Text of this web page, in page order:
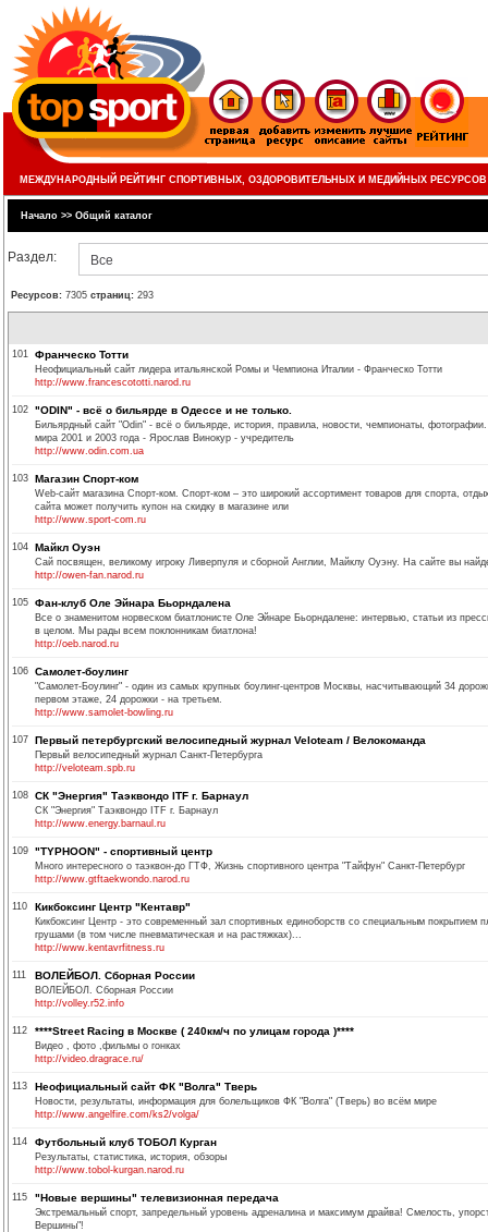
МЕЖДУНАРОДНЫЙ РЕЙТИНГ СПОРТИВНЫХ, ОЗДОРОВИТЕЛЬНЫХ И МЕДИЙНЫХ РЕСУРСОВ
Начало >> Общий каталог
Раздел: Все
Ресурсов: 7305 страниц: 293
101 Франческо Тотти
Неофициальный сайт лидера итальянской Ромы и Чемпиона Италии - Франческо Тотти
http://www.francescototti.narod.ru
102 "ODIN" - всё о бильярде в Одессе и не только.
Бильярдный сайт "Odin" - всё о бильярде, история, правила, новости, чемпионаты,
мира 2001 и 2003 года - Ярослав Винокур - учредитель
http://www.odin.com.ua
103 Магазин Спорт-ком
Web-сайт магазина Спорт-ком. Спорт-ком – это широкий ассортимент товаров для спорта,
сайта может получить купон на скидку в магазине или
http://www.sport-com.ru
104 Майкл Оуэн
Сай посвящен, великому игроку Ливерпуля и сборной Англии, Майклу Оуэну. На сайте вы
http://owen-fan.narod.ru
105 Фан-клуб Оле Эйнара Бьорндалена
Все о знаменитом норвеском биатлонисте Оле Эйнаре Бьорндалене: интервью, статьи из
в целом. Мы рады всем поклонникам биатлона!
http://oeb.narod.ru
106 Самолет-боулинг
"Самолет-Боулинг" - один из самых крупных боулинг-центров Москвы, насчитывающий 34
первом этаже, 24 дорожки - на третьем.
http://www.samolet-bowling.ru
107 Первый петербургский велосипедный журнал Veloteam / Велокоманда
Первый велосипедный журнал Санкт-Петербурга
http://veloteam.spb.ru
108 СК "Энергия" Таэквондо ITF г. Барнаул
СК "Энергия" Таэквондо ITF г. Барнаул
http://www.energy.barnaul.ru
109 "TYPHOON" - спортивный центр
Много интересного о таэквон-до ГТФ, Жизнь спортивного центра "Тайфун" Санкт-Петербург
http://www.gtftaekwondo.narod.ru
110 Кикбоксинг Центр "Кентавр"
Кикбоксинг Центр - это современный зал спортивных единоборств со специальным
грушами (в том числе пневматическая и на растяжках)...
http://www.kentavrfitness.ru
111 ВОЛЕЙБОЛ. Сборная России
ВОЛЕЙБОЛ. Сборная России
http://volley.r52.info
112 ****Street Racing в Москве ( 240км/ч по улицам города )****
Видео , фото ,фильмы о гонках
http://video.dragrace.ru/
113 Неофициальный сайт ФК "Волга" Тверь
Новости, результаты, информация для болельщиков ФК "Волга" (Тверь) во всём мире
http://www.angelfire.com/ks2/volga/
114 Футбольный клуб ТОБОЛ Курган
Результаты, статистика, история, обзоры
http://www.tobol-kurgan.narod.ru
115 "Новые вершины" телевизионная передача
Экстремальный спорт, запредельный уровень адреналина и максимум драйва! Смелость,
Вершины"!